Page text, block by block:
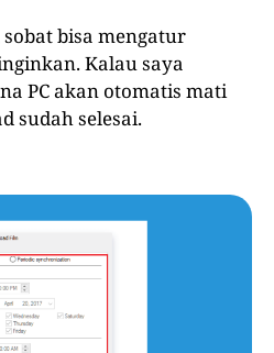
sobat bisa mengatur
Kalau saya
PC akan otomatis mati
sudah selesai.